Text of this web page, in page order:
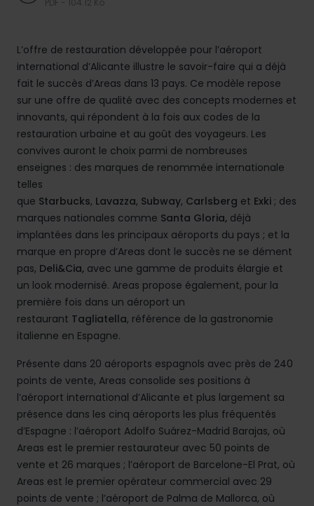
L’offre de restauration développée pour l’aéroport
international d’Alicante illustre le savoir-faire qui a déjà
fait le succès d’Areas dans 13 pays. Ce modèle repose
sur une offre de qualité avec des concepts modernes et
innovants, qui répondent à la fois aux codes de la
restauration urbaine et au goût des voyageurs. Les
convives auront le choix parmi de nombreuses
enseignes : des marques de renommée internationale
telles
que Starbucks, Lavazza, Subway, Carlsberg et Exki ; des
marques nationales comme Santa Gloria, déjà
implantées dans les principaux aéroports du pays ; et la
marque en propre d’Areas dont le succès ne se dément
pas, Deli&Cia, avec une gamme de produits élargie et
un look modernisé. Areas propose également, pour la
première fois dans un aéroport un
restaurant Tagliatella, référence de la gastronomie
italienne en Espagne.
Présente dans 20 aéroports espagnols avec près de 240
points de vente, Areas consolide ses positions à
l’aéroport international d’Alicante et plus largement sa
présence dans les cinq aéroports les plus fréquentés
d’Espagne : l’aéroport Adolfo Suárez-Madrid Barajas, où
Areas est le premier restaurateur avec 50 points de
vente et 26 marques ; l’aéroport de Barcelone-El Prat, où
Areas est le premier opérateur commercial avec 29
points de vente ; l’aéroport de Palma de Mallorca, où